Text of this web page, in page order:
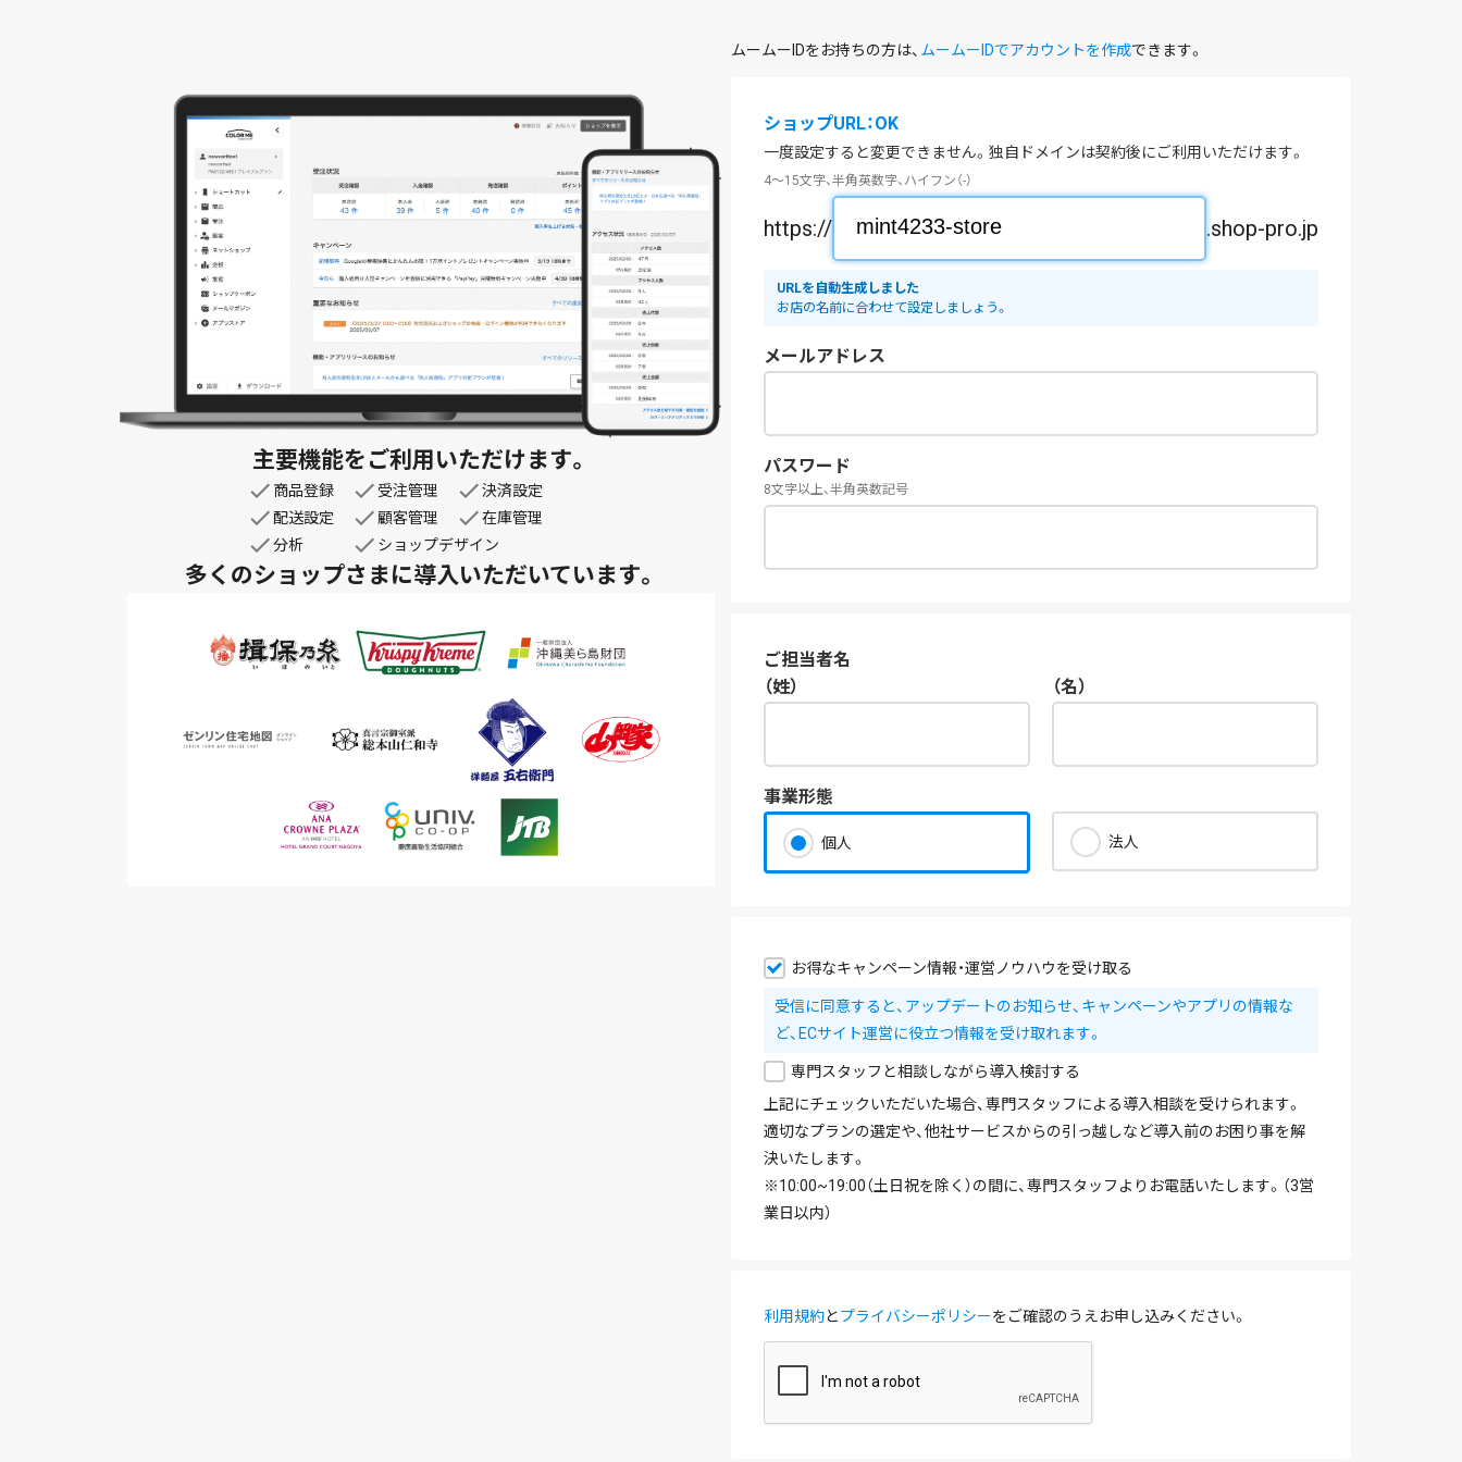
主要機能を ご利用いただけます。
商品登録 受注管理
決済設定
配送設定
顧客管理
在庫管理
分析
ショップデザイン
多くのショップさまに導入いただいています。
ムームーIDをお持ちの方は、 ムームーIDでアカウントを作成できます。
ショップURL：OK
一度設定すると変更できません。独自ドメインは契約後にご利用いただけます。
4～15文字、半角英数字、ハイフン（-）
https:// .shop-pro.jp
URLを自動生成しました
お店の名前に合わせて設定しましょう。
メールアドレス
パスワード
8文字以上、半角英数記号
ご担当者名
（姓）
（名）
事業形態
個人 法人
お得なキャンペーン情報・運営ノウハウを受け取る
受信に同意すると、アップデートのお知らせ、キャンペーンやアプリの情報な
ど、ECサイト運営に役立つ情報を受け取れます。
専門スタッフと相談しながら導入検討する
上記にチェックいただいた場合、専門スタッフによる導入相談を受けられます。
適切なプランの選定や、他社サービスからの引っ越しなど導入前のお困り事を解
決いたします。
※10:00~19:00（土日祝を除く）の間に、専門スタッフよりお電話いたします。（3営
業日以内）
利用規約とプライバシーポリシーをご確認のうえお申し込みください。